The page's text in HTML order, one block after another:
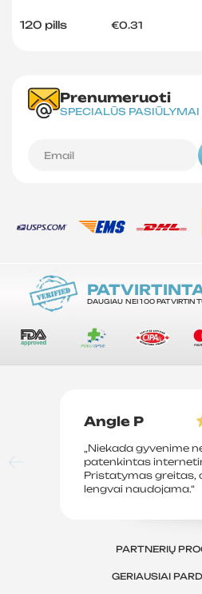
120 pills €0.31
Prenumeruoti
SPECIALŪS PASIŪLYMAI
DAUGIAU NEI 100
Angle P
„Niekada gyvenime
patenkintas
Pristatymas greitas,
lengvai naudojama.“
PARTNERIŲ
GERIAUSIAI